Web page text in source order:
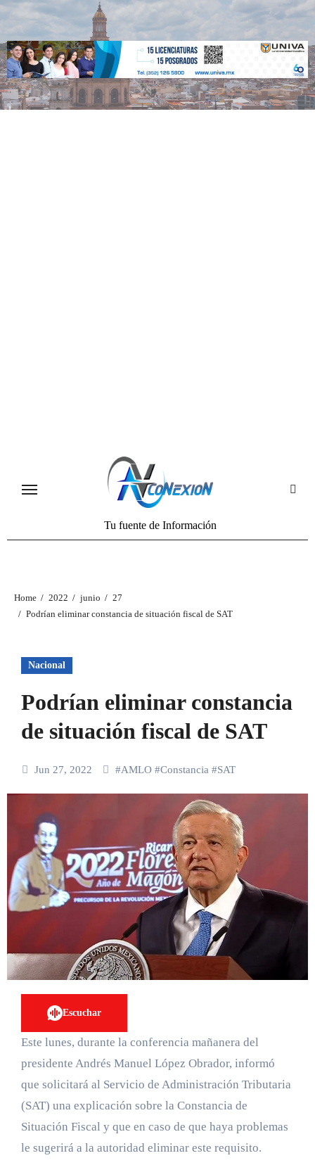
Tu fuente de Información
Home 2022 junio
27
Podrían eliminar constancia de situación fiscal de SAT
Nacional
Podrían eliminar constancia
de situación fiscal de SAT
Jun 27, 2022 #AMLO#Constancia#SAT
Escuchar
Este lunes, durante la conferencia mañanera del
presidente Andrés Manuel López Obrador, informó
que solicitará al Servicio de Administración Tributaria
(SAT) una explicación sobre la Constancia de
Situación Fiscal y que en caso de que haya problemas
le sugerirá a la autoridad eliminar este requisito.